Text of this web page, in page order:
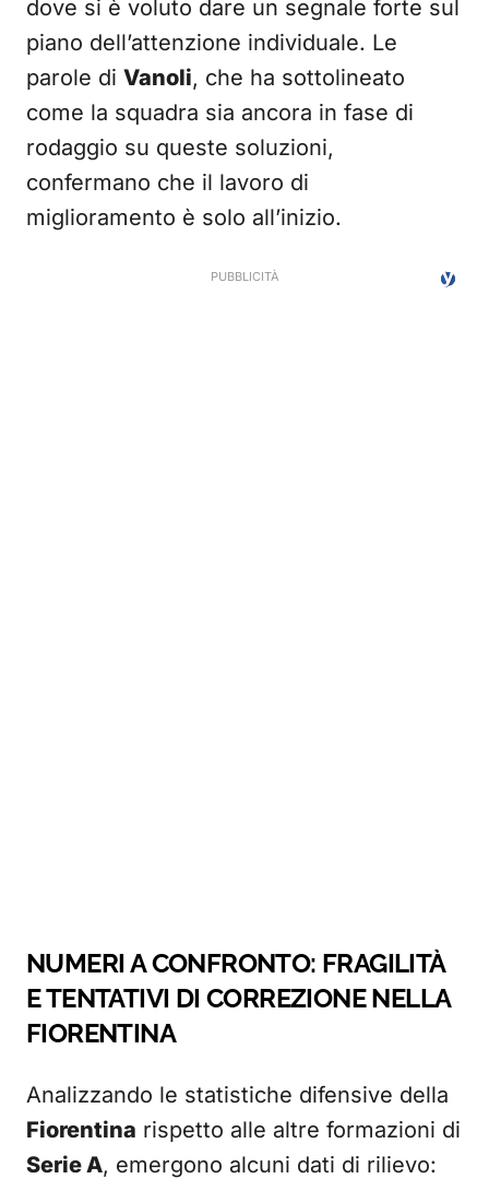
dove si è voluto dare un segnale forte sul
piano dell’attenzione individuale. Le
parole di Vanoli, che ha sottolineato
come la squadra sia ancora in fase di
rodaggio su queste soluzioni,
confermano che il lavoro di
miglioramento è solo all’inizio.
NUMERI A CONFRONTO: FRAGILITÀ
E TENTATIVI DI CORREZIONE NELLA
FIORENTINA
Analizzando le statistiche difensive della
Fiorentina rispetto alle altre formazioni di
Serie A, emergono alcuni dati di rilievo: